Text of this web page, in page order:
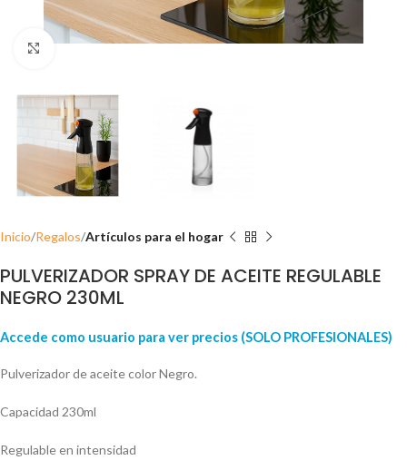
Click para ampliar
Inicio Regalos Artículos para el hogar
PULVERIZADOR SPRAY DE ACEITE REGULABLE
NEGRO 230ML
Accede como usuario para ver precios (SOLO PROFESIONALES)
Pulverizador de aceite color Negro.
Capacidad 230ml
Regulable en intensidad